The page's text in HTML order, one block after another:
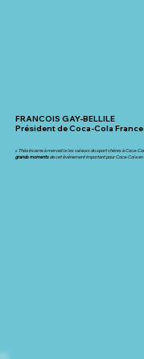
FRANCOIS GAY-BELLILE
Président de Coca-Cola France
« Théo incarne à merveille les valeurs du sport chères à Coca-
grands momentsde cet événement important pour Coca-Cola en